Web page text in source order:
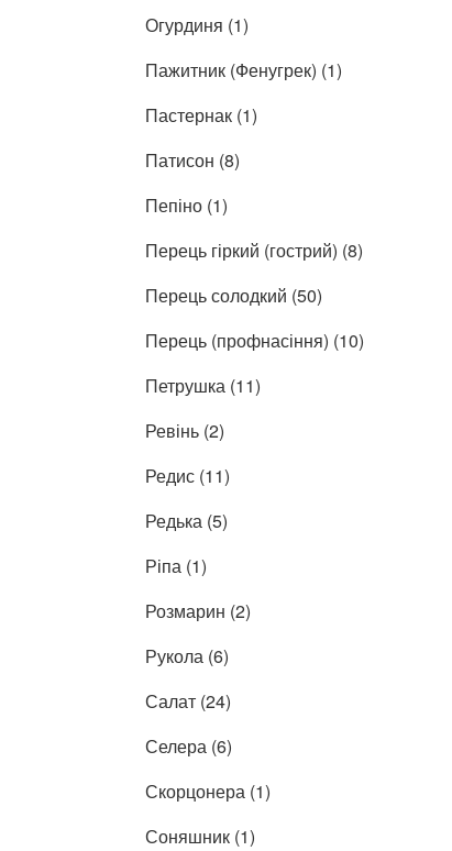
Огурдиня (1)
Пажитник (Фенугрек) (1)
Пастернак (1)
Патисон (8)
Пепіно (1)
Перець гіркий (гострий) (8)
Перець солодкий (50)
Перець (профнасіння) (10)
Петрушка (11)
Ревінь (2)
Редис (11)
Редька (5)
Ріпа (1)
Розмарин (2)
Рукола (6)
Салат (24)
Селера (6)
Скорцонера (1)
Соняшник (1)